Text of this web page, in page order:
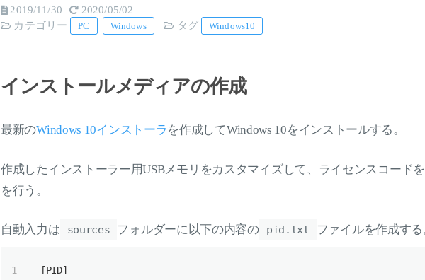
2019/11/30
2020/05/02
カテゴリー
PC Windows タグ Windows10
インストールメディアの作成
最新のWindows 10インストーラ を作成してWindows 10をインストールする。
作成したインストーラー用USBメモリをカスタマイズして、ライセンスコード
を行う。
自動入力は sources フォルダーに以下の内容の pid.txt ファイルを作成す
1
[PID]